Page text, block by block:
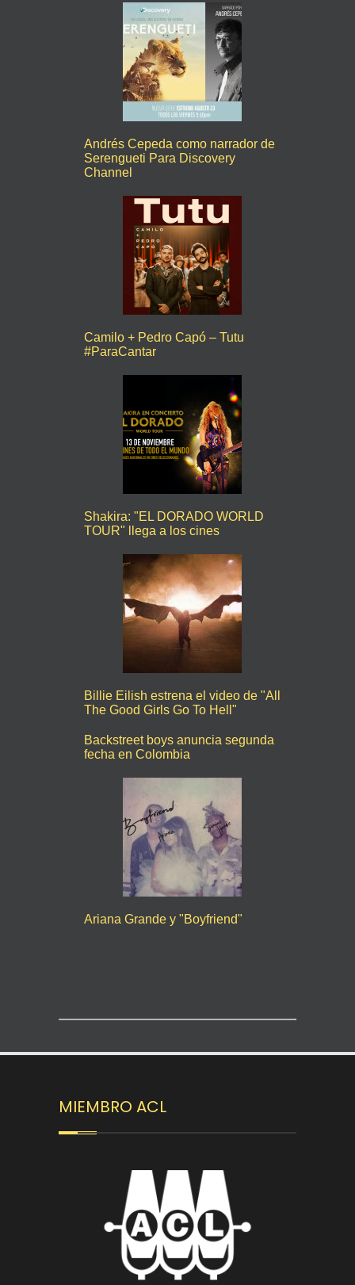
Andrés Cepeda como narrador de
Serengueti Para Discovery
Channel
Camilo + Pedro Capó – Tutu
#ParaCantar
Shakira: "EL DORADO WORLD
TOUR" llega a los cines
Billie Eilish estrena el video de "All
The Good Girls Go To Hell"
Backstreet boys anuncia segunda
fecha en Colombia
Ariana Grande y "Boyfriend"
MIEMBRO ACL